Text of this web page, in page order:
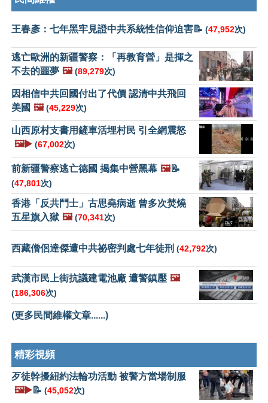
王春彥：七年黑牢見證中共系統性信仰迫害📝 (47,952次)
逃亡歐洲的新疆警察：「再教育營」是揮之
不去的噩夢 🖼️ (89,279次)
因相信中共回國付出了代價 認清中共飛回
美國 🖼️ (45,229次)
山西原村支書用鏟車活埋村民 引全網震怒
🖼️▶️ (67,002次)
前新疆警察逃亡德國 揭集中營黑幕 🖼️📝
(47,801次)
香港「反共鬥士」古思堯病逝 曾多次焚燒
五星旗入獄 🖼️ (70,341次)
西藏僧侶達傑遭中共祕密判處七年徒刑 (42,792次)
武漢市民上街抗議建電池廠 遭警鎮壓 🖼️
(186,306次)
(更多民間維權文章......)
精彩視頻
歹徒幹擾紐約法輪功活動 被警方當場制服
🖼️▶️📝 (45,052次)